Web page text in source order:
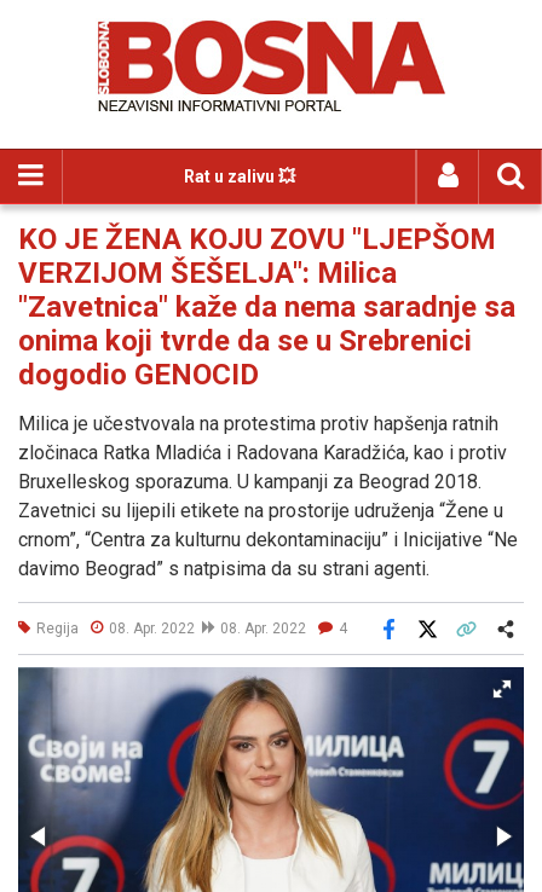
Rat u zalivu 💥
KO JE ŽENA KOJU ZOVU "LJEPŠOM
VERZIJOM ŠEŠELJA": Milica
"Zavetnica" kaže da nema saradnje sa
onima koji tvrde da se u Srebrenici
dogodio GENOCID
Milica je učestvovala na protestima protiv hapšenja ratnih
zločinaca Ratka Mladića i Radovana Karadžića, kao i protiv
Bruxelleskog sporazuma. U kampanji za Beograd 2018.
Zavetnici su lijepili etikete na prostorije udruženja “Žene u
crnom”, “Centra za kulturnu dekontaminaciju” i Inicijative “Ne
davimo Beograd” s natpisima da su strani agenti.
Regija 08. Apr. 2022 08. Apr. 2022 4
Facebook